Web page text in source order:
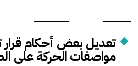
تعديل بعض أحكام قرار
مواصفات الحركة على